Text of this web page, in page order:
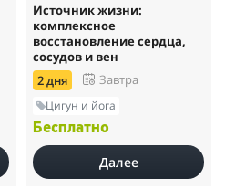
Источник жизни:
комплексное
восстановление сердца,
сосудов и вен
2 дня
Завтра
Цигун и йога
Бесплатно
Далее